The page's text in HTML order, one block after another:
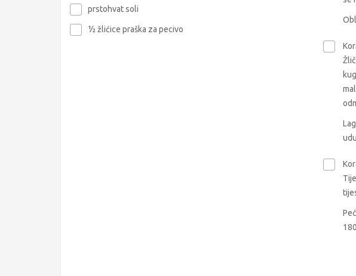
prstohvat soli
½ žlićice praška za pecivo